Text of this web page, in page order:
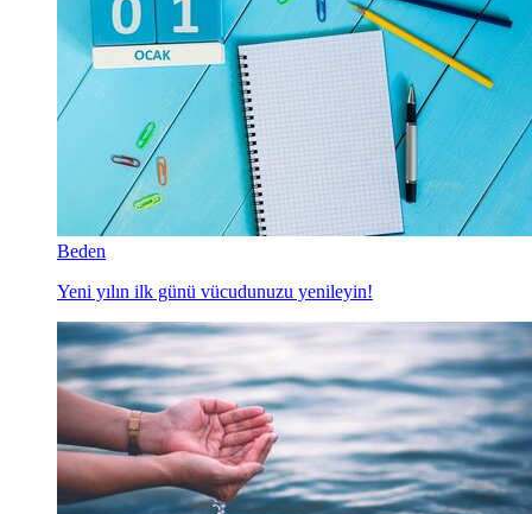
Beden
Yeni yılın ilk günü vücudunuzu yenileyin!